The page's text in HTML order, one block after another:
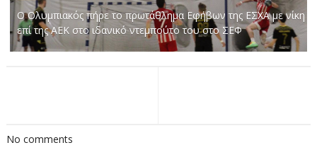
Ο Ολυμπιακός πήρε το πρωτάθλημα Εφήβων της ΕΣΧΑ με νίκη
επί της ΑΕΚ στο ιδανικό ντεμπούτο του στο ΣΕΦ
No comments